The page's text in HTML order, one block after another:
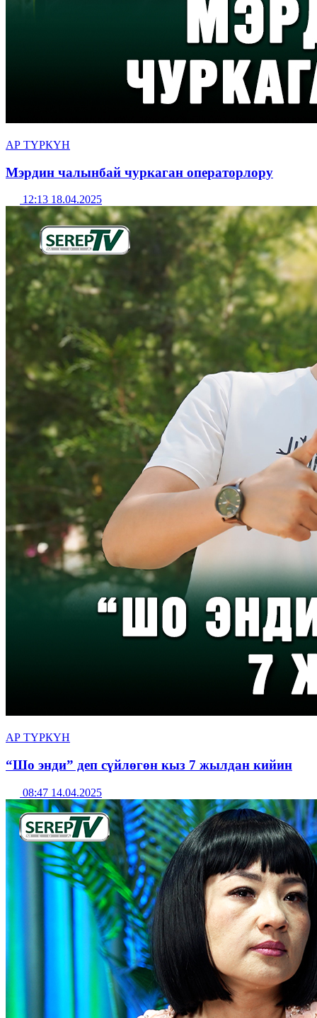
АР ТҮРКҮН
Мэрдин чалынбай чуркаган операторлору
12:13 18.04.2025
АР ТҮРКҮН
“Шо энди” деп сүйлөгөн кыз 7 жылдан кийин
08:47 14.04.2025